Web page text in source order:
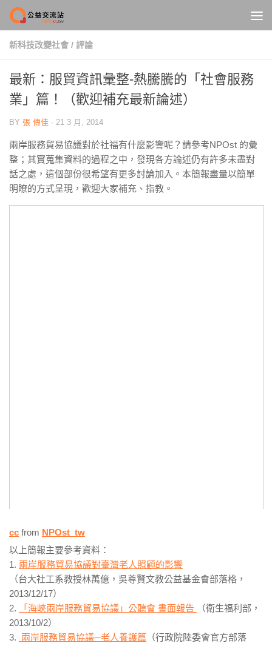
Skip to content
新科技改變社會 / 評論
最新：服貿資訊彙整-熱騰騰的「社會服務
業」篇！（歡迎補充最新論述）
BY 張 傳佳 · 21 3 月, 2014
兩岸服務貿易協議對於社福有什麼影響呢？請參考NPOst 的彙
整；其實蒐集資料的過程之中，發現各方論述仍有許多未盡對
話之處，這個部份很希望有更多討論加入。本簡報盡量以簡單
明瞭的方式呈現，歡迎大家補充、指教。
cc from NPOst_tw
以上簡報主要參考資料：
1. 兩岸服務貿易協議對臺灣老人照顧的影響
（台大社工系教授林萬億，吳尊賢文教公益基金會部落格，
2013/12/17）
2.
「海峽兩岸服務貿易協議」公聽會 書面報告
（衛生福利部，
2013/10/2）
3. 兩岸服務貿易協議─老人養護篇 （行政院陸委會官方部落